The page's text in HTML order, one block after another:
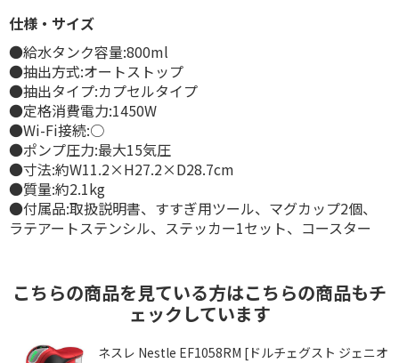
仕様・サイズ
●給水タンク容量:800ml
●抽出方式:オートストップ
●抽出タイプ:カプセルタイプ
●定格消費電力:1450W
●Wi-Fi接続:○
●ポンプ圧力:最大15気圧
●寸法:約W11.2×H27.2×D28.7cm
●質量:約2.1kg
●付属品:取扱説明書、すすぎ用ツール、マグカップ2個、
ラテアートステンシル、ステッカー1セット、コースター
こちらの商品を見ている方はこちらの商品もチ
ェックしています
ネスレ Nestle EF1058RM [ドルチェグスト ジェニオ